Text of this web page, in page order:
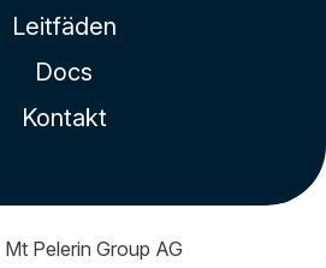
Leitfäden
Docs
Kontakt
Mt Pelerin Group AG